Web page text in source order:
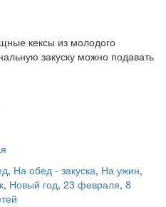
кексы из молодого
закуску можно подавать
, На обед - закуска, На ужин,
, Новый год, 23 февраля, 8